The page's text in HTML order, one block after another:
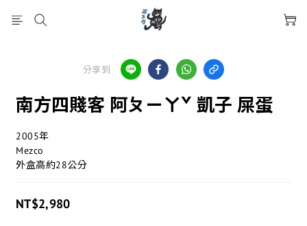
分享到
南方四賤客 阿ㄆㄧㄚˇ 凱子 屎蛋
2005年
Mezco
外盒高約28公分
NT$2,980